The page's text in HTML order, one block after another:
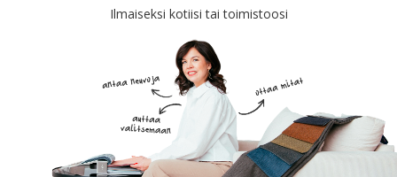
Ilmaiseksi kotiisi tai toimistoosi